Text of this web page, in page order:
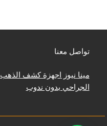
تواصل معنا
مينا نيوز اجهزة كشف الذهب
الجراحي بدون ندوب